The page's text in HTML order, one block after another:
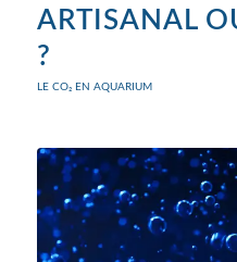
ARTISANAL
?
LE CO₂ EN AQUARIUM